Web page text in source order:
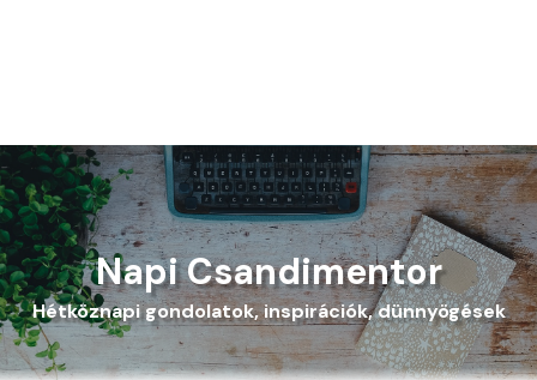
Napi Csandimentor
Hétköznapi gondolatok, inspirációk, dünnyögések